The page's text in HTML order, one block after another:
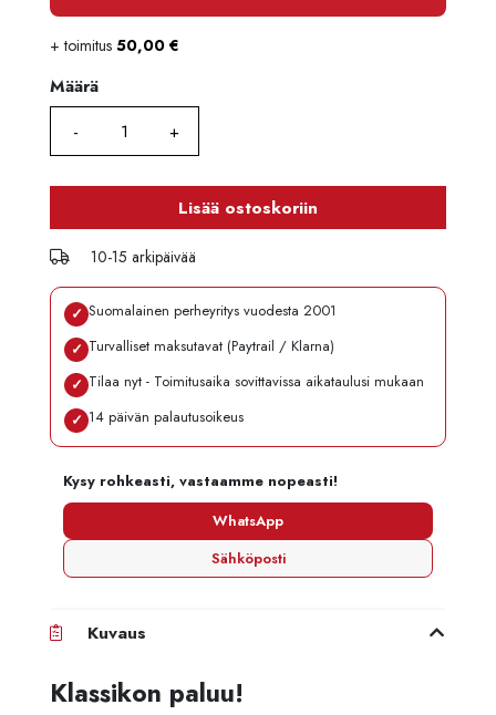
+ toimitus 50,00 €
Määrä
Määrä
Lisää ostoskoriin
10-15 arkipäivää
✓ Suomalainen perheyritys vuodesta 2001
✓ Turvalliset maksutavat (Paytrail / Klarna)
✓ Tilaa nyt - Toimitusaika sovittavissa aikataulusi mukaan
✓ 14 päivän palautusoikeus
Kysy rohkeasti, vastaamme nopeasti!
WhatsApp
Sähköposti
Kuvaus
Klassikon paluu!